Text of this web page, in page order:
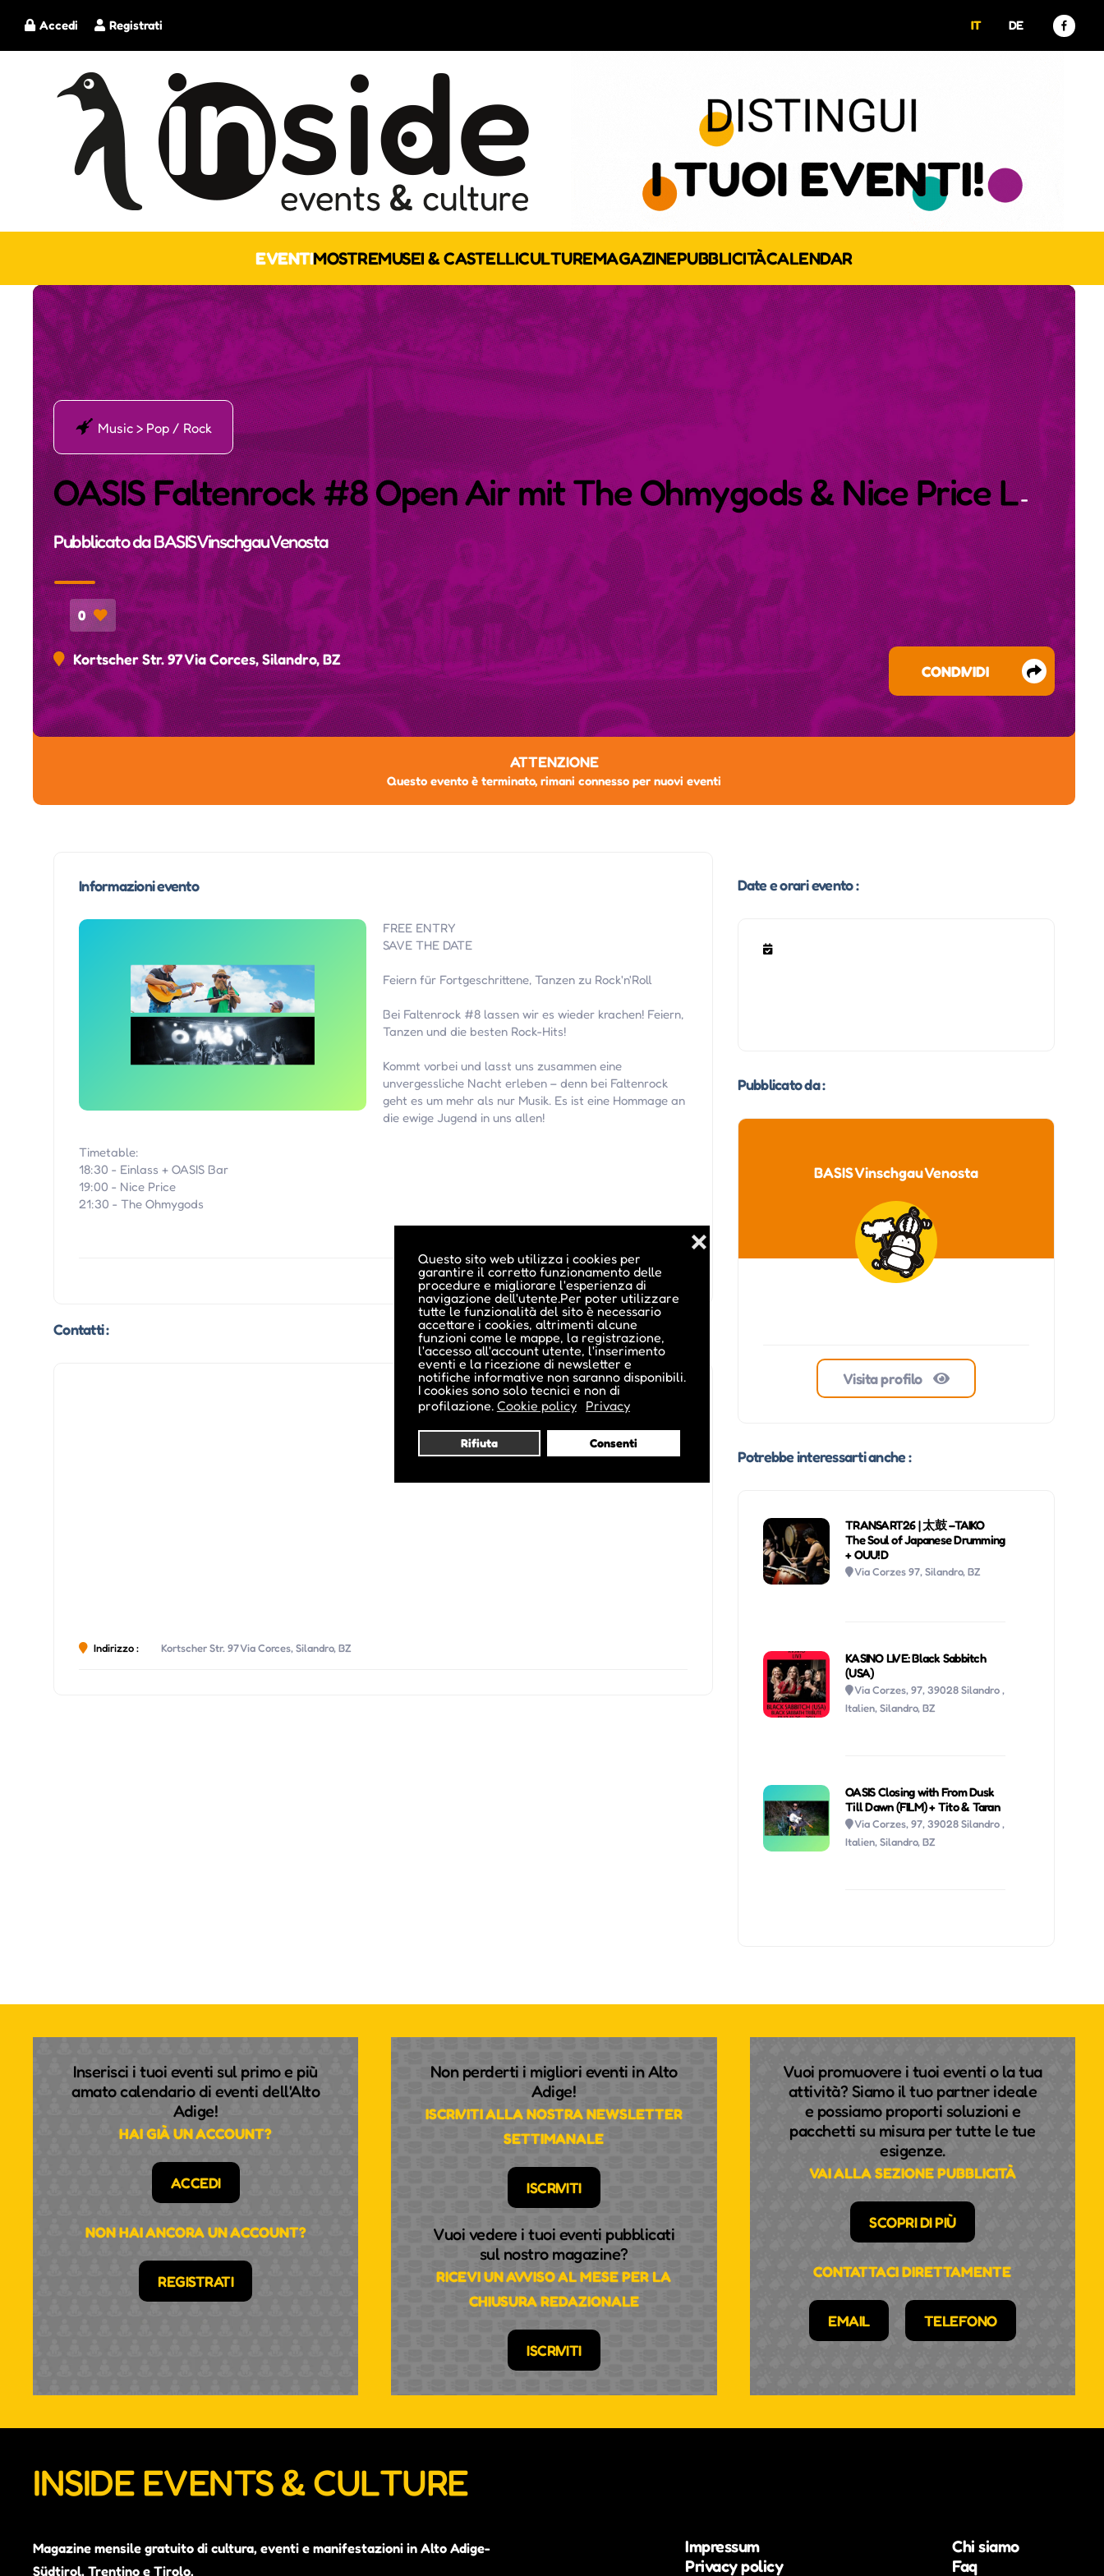
Questo sito web utilizza i cookies per
garantire il corretto funzionamento delle
procedure e migliorare l'esperienza di
navigazione dell'utente.Per poter utilizzare
tutte le funzionalità del sito è necessario
accettare i cookies, altrimenti alcune
funzioni come le mappe, la registrazione,
l'accesso all'account utente, l'inserimento
eventi e la ricezione di newsletter e
notifiche informative non saranno disponibili.
I cookies sono solo tecnici e non di
profilazione. Cookie policy Privacy
Rifiuta Consenti
❌
Registrati
Accedi IT DE
EVENTIMOSTREMUSEI & CASTELLICULTUREMAGAZINEPUBBLICITÀCALENDAR
Į Music > Pop / Rock
OASIS Faltenrock #8 Open Air mit The Ohmygods & Nice Price L-
Pubblicato daBASIS Vinschgau Venosta
0
Kortscher Str. 97 Via Corces, Silandro, BZ
CONDIVIDI
ATTENZIONE
Questo evento è terminato, rimani connesso per nuovi eventi
Informazioni evento
FREE ENTRY
SAVE THE DATE
Feiern für Fortgeschrittene, Tanzen zu Rock'n'Roll
Bei Faltenrock #8 lassen wir es wieder krachen! Feiern,
Tanzen und die besten Rock-Hits!
Kommt vorbei und lasst uns zusammen eine
unvergessliche Nacht erleben – denn bei Faltenrock
geht es um mehr als nur Musik. Es ist eine Hommage an
die ewige Jugend in uns allen!
Timetable:
18:30 - Einlass + OASIS Bar
19:00 - Nice Price
21:30 - The Ohmygods
Contatti :
Indirizzo : Kortscher Str. 97 Via Corces, Silandro, BZ
Date e orari evento :
Pubblicato da :
BASIS Vinschgau Venosta
Visita profilo
Potrebbe interessarti anche :
TRANSART26 | 太鼓 –TAIKO
The Soul of Japanese Drumming
+ OUU!D
Via Corzes 97, Silandro, BZ
KASINO LIVE: Black Sabbitch
(USA)
Via Corzes, 97, 39028 Silandro ,
Italien, Silandro, BZ
OASIS Closing with From Dusk
Till Dawn (FILM) + Tito & Taran
Via Corzes, 97, 39028 Silandro ,
Italien, Silandro, BZ
Inserisci i tuoi eventi sul primo e più
amato calendario di eventi dell'Alto
Adige!
HAI GIÀ UN ACCOUNT?
ACCEDI
NON HAI ANCORA UN ACCOUNT?
REGISTRATI
Non perderti i migliori eventi in Alto
Adige!
ISCRIVITI ALLA NOSTRA NEWSLETTER
SETTIMANALE
ISCRIVITI
Vuoi vedere i tuoi eventi pubblicati
sul nostro magazine?
RICEVI UN AVVISO AL MESE PER LA
CHIUSURA REDAZIONALE
ISCRIVITI
Vuoi promuovere i tuoi eventi o la tua
attività? Siamo il tuo partner ideale
e possiamo proporti soluzioni e
pacchetti su misura per tutte le tue
esigenze.
VAI ALLA SEZIONE PUBBLICITÀ
SCOPRI DI PIÙ
CONTATTACI DIRETTAMENTE
EMAIL TELEFONO
INSIDE EVENTS & CULTURE
Magazine mensile gratuito di cultura, eventi e manifestazioni in Alto Adige-
Südtirol, Trentino e Tirolo.
Impressum
Privacy policy
Chi siamo
Faq